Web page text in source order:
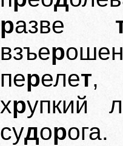
разве
взъер
перелет,
хрупкий
судорога.